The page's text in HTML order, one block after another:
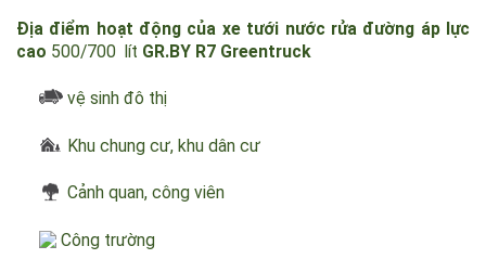
 Áp lực phun 25MPA
 Có hệ thống phun rửa đường áp lực cao, phun sương
cao500/700 lítGR.BY R7Greentruck
vệ sinh đô thị
Khu chung cư, khu dân cư